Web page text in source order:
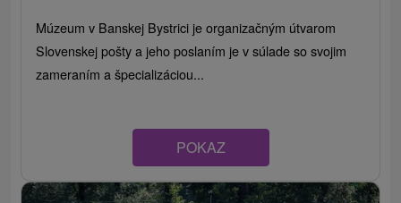
Múzeum v Banskej Bystrici je organizačným útvarom
Slovenskej pošty a jeho poslaním je v súlade so svojim
zameraním a špecializáciou...
POKAZ